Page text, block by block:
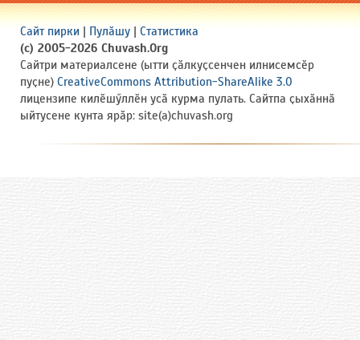
Сайт пирки | Пулӑшу | Статистика
(c) 2005-2026 Chuvash.Org
Сайтри материалсене (ытти ҫӑлкуҫсенчен илнисемсӗр
пуҫне) CreativeCommons Attribution-ShareAlike 3.0
лицензипе килӗшӳллӗн усӑ курма пулать. Сайтпа ҫыхӑннӑ
ыйтусене кунта ярӑр: site(a)chuvash.org